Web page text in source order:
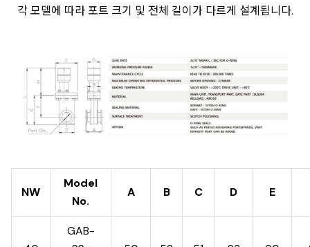
각 모델에 따라 포트 크기 및 전체 길이가 다르게 설계됩니다.
NW
Model
No.
A B C D E
GAB-